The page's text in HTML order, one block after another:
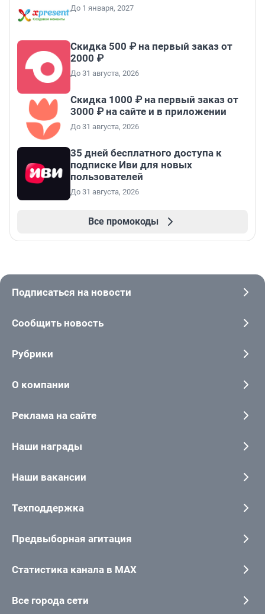
До 1 января, 2027
Скидка 500 ₽ на первый заказ от
2000 ₽
До 31 августа, 2026
Скидка 1000 ₽ на первый заказ от
3000 ₽ на сайте и в приложении
До 31 августа, 2026
35 дней бесплатного доступа к
подписке Иви для новых
пользователей
До 31 августа, 2026
Все промокоды
Подписаться на новости
Сообщить новость
Рубрики
О компании
Реклама на сайте
Наши награды
Наши вакансии
Техподдержка
Предвыборная агитация
Статистика канала в MAX
Все города сети